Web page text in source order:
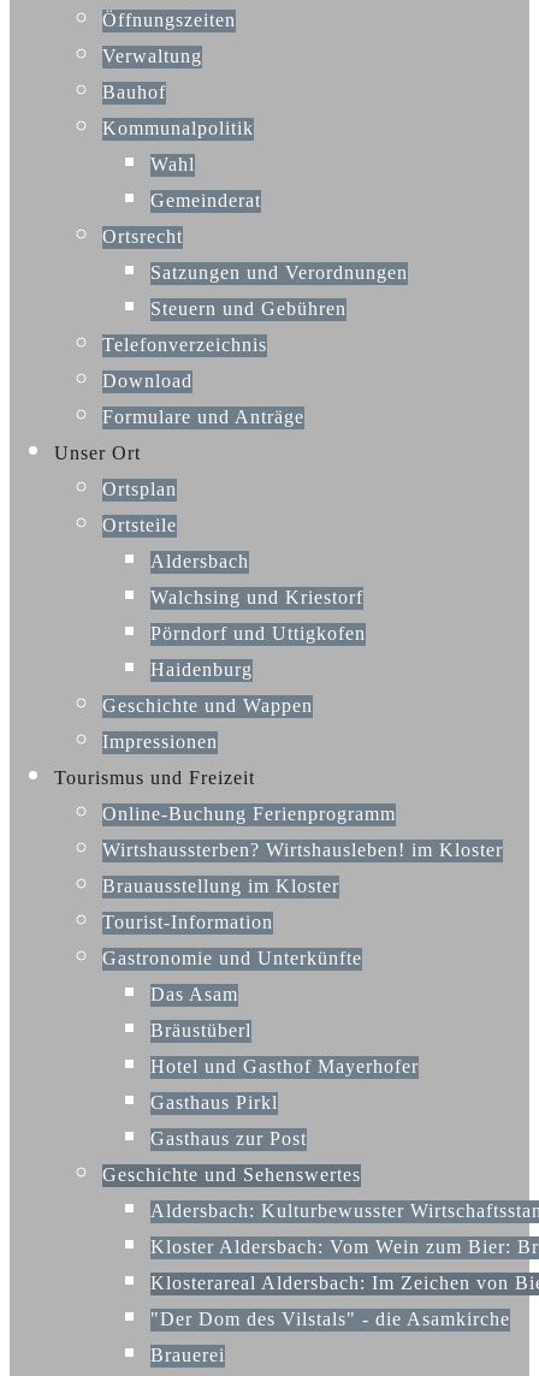
Öffnungszeiten
Verwaltung
Bauhof
Kommunalpolitik
Wahl
Gemeinderat
Ortsrecht
Satzungen und Verordnungen
Steuern und Gebühren
Telefonverzeichnis
Download
Formulare und Anträge
Unser Ort
Ortsplan
Ortsteile
Aldersbach
Walchsing und Kriestorf
Pörndorf und Uttigkofen
Haidenburg
Geschichte und Wappen
Impressionen
Tourismus und Freizeit
Online-Buchung Ferienprogramm
Wirtshaussterben? Wirtshausleben! im Kloster
Brauausstellung im Kloster
Tourist-Information
Gastronomie und Unterkünfte
Das Asam
Bräustüberl
Hotel und Gasthof Mayerhofer
Gasthaus Pirkl
Gasthaus zur Post
Geschichte und Sehenswertes
Aldersbach: Kulturbewusster
Kloster Aldersbach: Vom Wein zum Bier:
Klosterareal Aldersbach: Im Zeichen von
"Der Dom des Vilstals" - die Asamkirche
Brauerei